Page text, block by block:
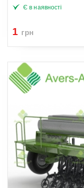
Є в наявності
1 грн